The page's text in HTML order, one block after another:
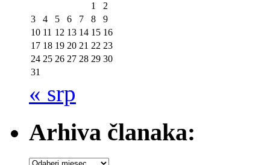
1
2
3
4 5 6 7 8
9
10 11 12 13 14 15 16
17 18 19 20 21 22 23
24 25 26 27 28 29 30
31
« srp
Arhiva članaka:
Arhiva